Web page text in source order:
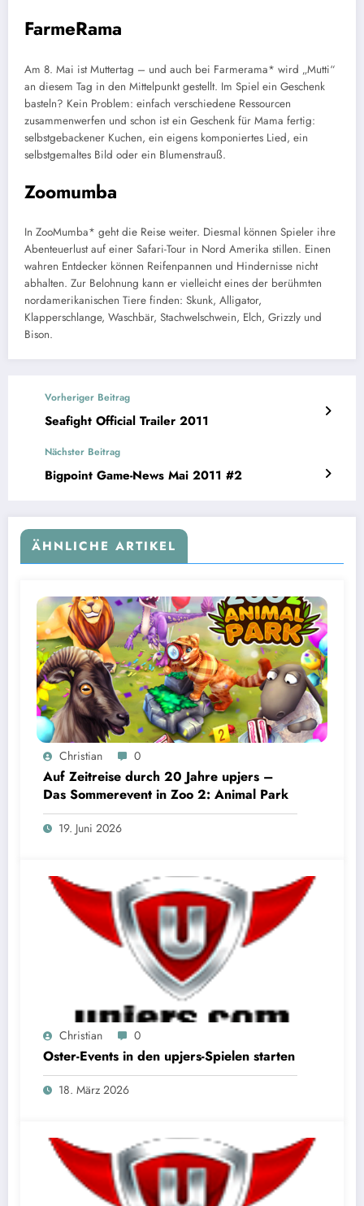
FarmeRama
Am 8. Mai ist Muttertag – und auch bei Farmerama* wird „Mutti“
an diesem Tag in den Mittelpunkt gestellt. Im Spiel ein Geschenk
basteln? Kein Problem: einfach verschiedene Ressourcen
zusammenwerfen und schon ist ein Geschenk für Mama fertig:
selbstgebackener Kuchen, ein eigens komponiertes Lied, ein
selbstgemaltes Bild oder ein Blumenstrauß.
Zoomumba
In ZooMumba* geht die Reise weiter. Diesmal können Spieler ihre
Abenteuerlust auf einer Safari-Tour in Nord Amerika stillen. Einen
wahren Entdecker können Reifenpannen und Hindernisse nicht
abhalten. Zur Belohnung kann er vielleicht eines der berühmten
nordamerikanischen Tiere finden: Skunk, Alligator,
Klapperschlange, Waschbär, Stachwelschwein, Elch, Grizzly und
Bison.
Vorheriger Beitrag
Seafight Official Trailer 2011
Nächster Beitrag
Bigpoint Game-News Mai 2011 #2
ÄHNLICHE ARTIKEL
Christian 0
Auf Zeitreise durch 20 Jahre upjers –
Das Sommerevent in Zoo 2: Animal Park
19. Juni 2026
Christian 0
Oster-Events in den upjers-Spielen starten
18. März 2026